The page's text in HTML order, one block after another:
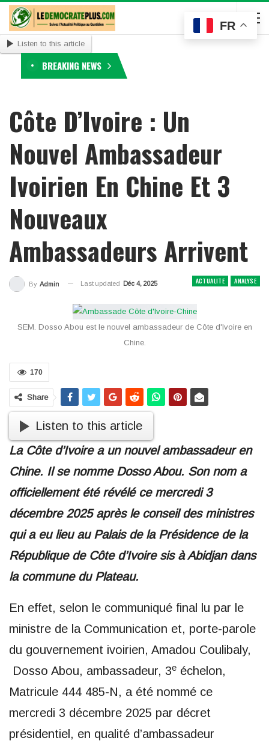
Listen to this article
BREAKING NEWS
Côte D’Ivoire : Un
Nouvel Ambassadeur
Ivoirien En Chine Et 3
Nouveaux
Ambassadeurs Arrivent
ACTUALITE ANALYSE
By Admin Last updated Déc 4, 2025
SEM. Dosso Abou est le nouvel ambassadeur de Côte d'Ivoire en
Chine.
170
Share
Listen to this article
La Côte d’Ivoire a un nouvel ambassadeur en
Chine. Il se nomme Dosso Abou. Son nom a
officiellement été révélé ce mercredi 3
décembre 2025 après le conseil des ministres
qui a eu lieu au Palais de la Présidence de la
République de Côte d’Ivoire sis à Abidjan dans
la commune du Plateau.
En effet, selon le communiqué final lu par le
ministre de la Communication et, porte-parole
du gouvernement ivoirien, Amadou Coulibaly,
Dosso Abou, ambassadeur, 3e échelon,
Matricule 444 485-N, a été nommé ce
mercredi 3 décembre 2025 par décret
présidentiel, en qualité d’ambassadeur
FR